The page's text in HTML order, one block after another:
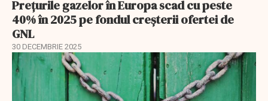
Prețurile gazelor în Europa scad cu peste
40% în 2025 pe fondul creșterii ofertei de
GNL
30 DECEMBRIE 2025